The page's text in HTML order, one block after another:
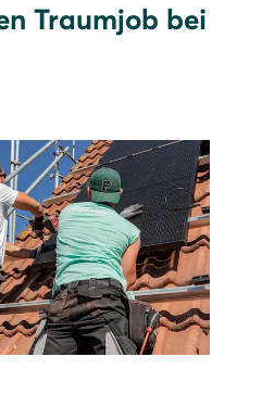
Traumjob bei